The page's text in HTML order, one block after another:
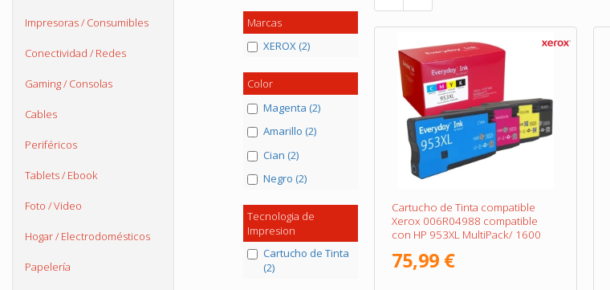
Impresoras / Consumibles
Conectividad / Redes
Gaming / Consolas
Cables
Periféricos
Tablets / Ebook
Foto / Video
Hogar / Electrodomésticos
Papelería
Marcas
XEROX (2)
Color
Magenta (2)
Amarillo (2)
Cian (2)
Negro (2)
Tecnologia de
Impresion
Cartucho de Tinta
(2)
Cartucho de Tinta compatible
Xerox 006R04988 compatible
con HP 953XL MultiPack/ 1600
Amarillo
75,99 €